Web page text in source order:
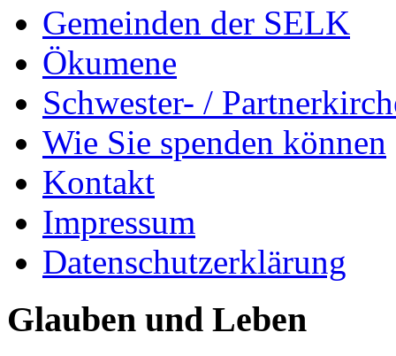
Gemeinden der SELK
Ökumene
Schwester- /
Wie Sie spenden können
Kontakt
Impressum
Datenschutzerklärung
Glauben und Leben